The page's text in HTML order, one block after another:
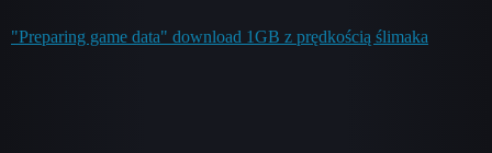
"Preparing game data" download 1GB z prędkością ślimaka